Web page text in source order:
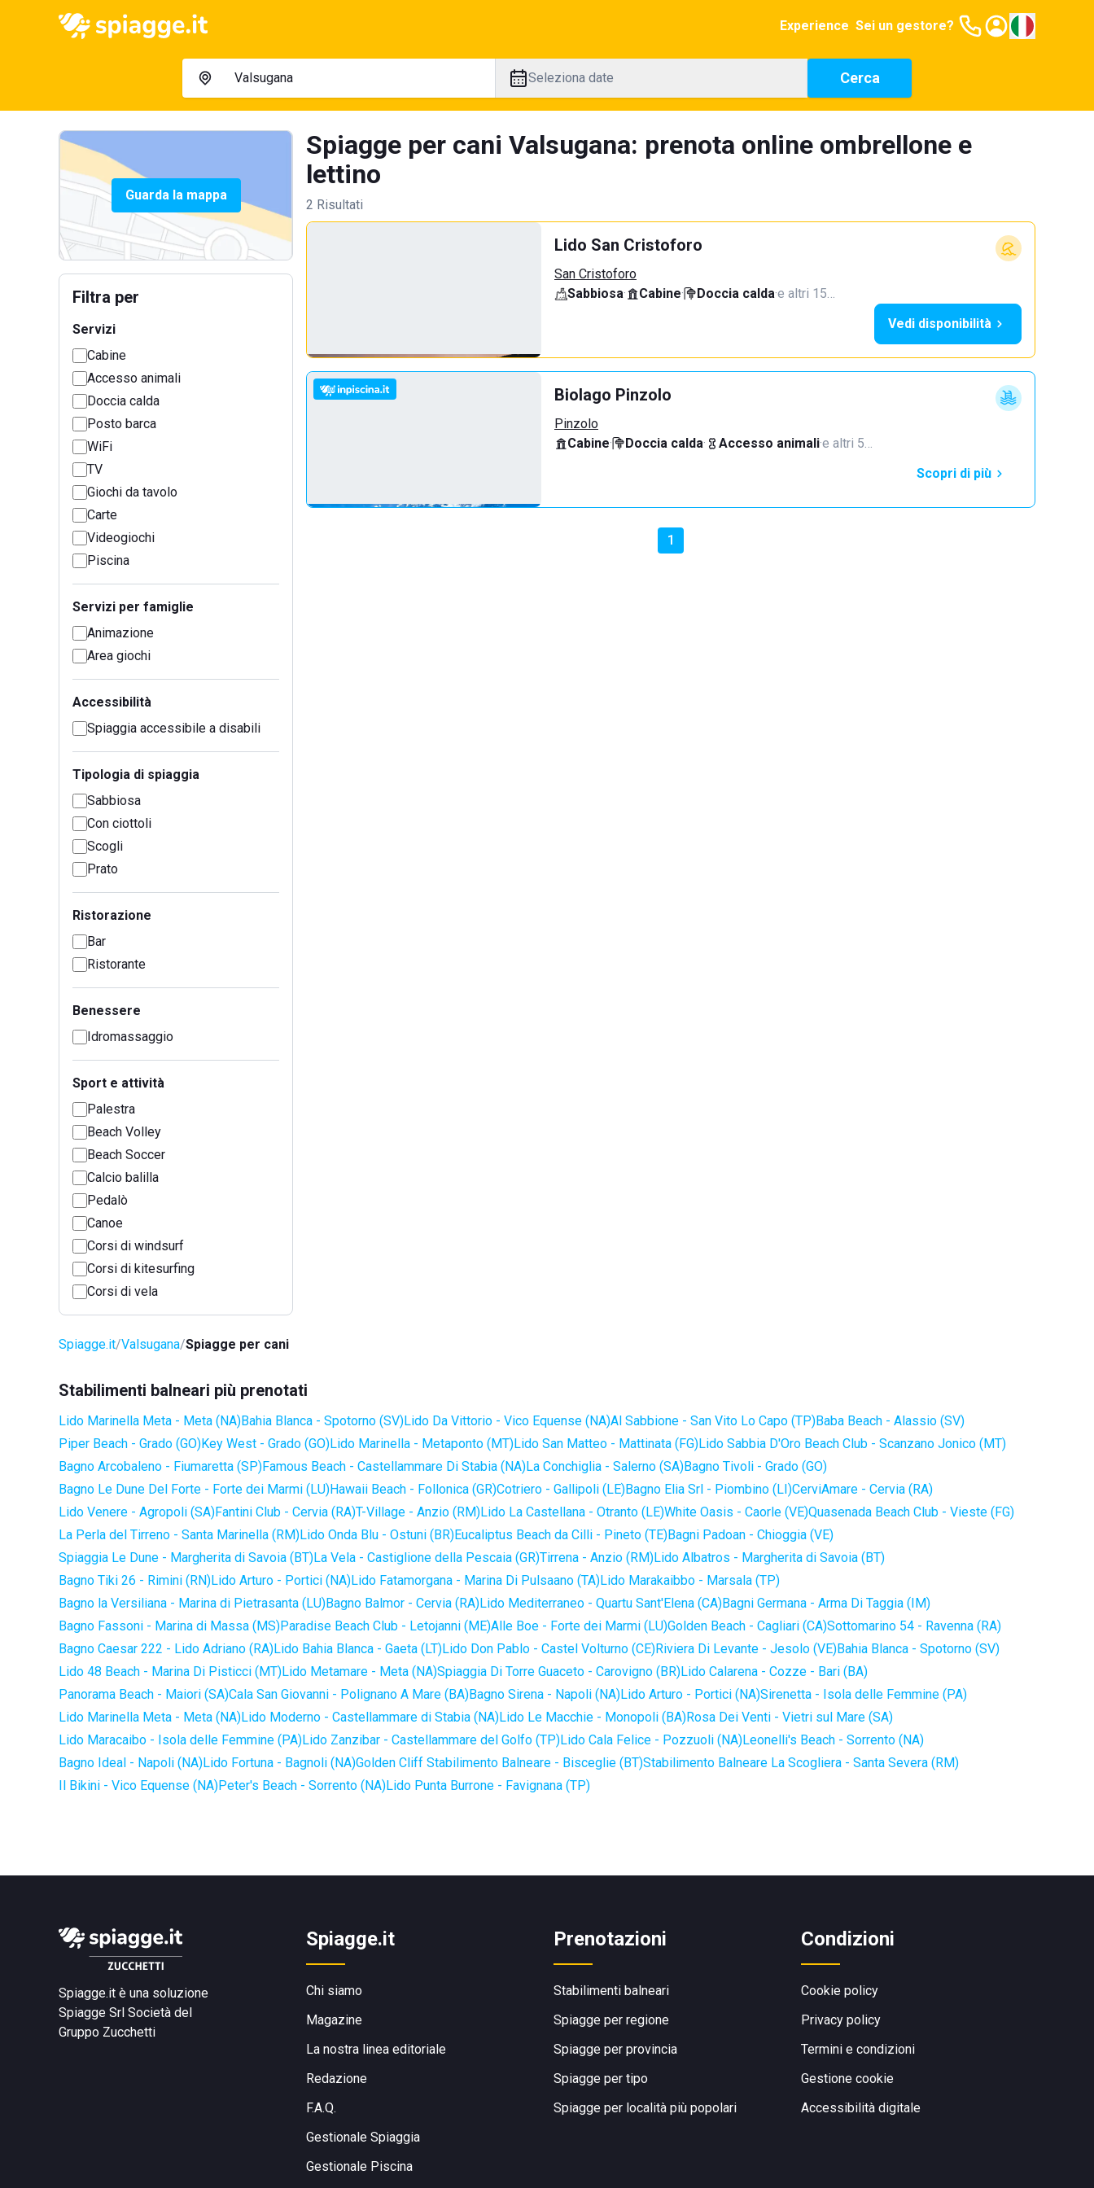
Experience Sei un gestore?
Seleziona date Cerca
Guarda la mappa
Filtra per
Servizi
Cabine
Accesso animali
Doccia calda
Posto barca
WiFi
TV
Giochi da tavolo
Carte
Videogiochi
Piscina
Servizi per famiglie
Animazione
Area giochi
Accessibilità
Spiaggia accessibile a disabili
Tipologia di spiaggia
Sabbiosa
Con ciottoli
Scogli
Prato
Ristorazione
Bar
Ristorante
Benessere
Idromassaggio
Sport e attività
Palestra
Beach Volley
Beach Soccer
Calcio balilla
Pedalò
Canoe
Corsi di windsurf
Corsi di kitesurfing
Corsi di vela
Spiagge per cani Valsugana: prenota online ombrellone e
lettino
2 Risultati
Lido San Cristoforo
San Cristoforo
Sabbiosa· Cabine· Doccia calda·e altri 15…
Vedi disponibilità
Biolago Pinzolo
Pinzolo
Cabine· Doccia calda· Accesso animali·e altri 5…
Scopri di più
1
Spiagge.it Valsugana Spiagge per cani
Stabilimenti balneari più prenotati
Lido Marinella Meta - Meta (NA)Bahia Blanca - Spotorno (SV)Lido Da Vittorio - Vico Equense (NA)Al Sabbione - San Vito Lo Capo (TP)Baba Beach - Alassio (SV)
Piper Beach - Grado (GO)Key West - Grado (GO)Lido Marinella - Metaponto (MT)Lido San Matteo - Mattinata (FG)Lido Sabbia D'Oro Beach Club - Scanzano Jonico (MT)
Bagno Arcobaleno - Fiumaretta (SP)Famous Beach - Castellammare Di Stabia (NA)La Conchiglia - Salerno (SA)Bagno Tivoli - Grado (GO)
Bagno Le Dune Del Forte - Forte dei Marmi (LU)Hawaii Beach - Follonica (GR)Cotriero - Gallipoli (LE)Bagno Elia Srl - Piombino (LI)CerviAmare - Cervia (RA)
Lido Venere - Agropoli (SA)Fantini Club - Cervia (RA)T-Village - Anzio (RM)Lido La Castellana - Otranto (LE)White Oasis - Caorle (VE)Quasenada Beach Club - Vieste (FG)
La Perla del Tirreno - Santa Marinella (RM)Lido Onda Blu - Ostuni (BR)Eucaliptus Beach da Cilli - Pineto (TE)Bagni Padoan - Chioggia (VE)
Spiaggia Le Dune - Margherita di Savoia (BT)La Vela - Castiglione della Pescaia (GR)Tirrena - Anzio (RM)Lido Albatros - Margherita di Savoia (BT)
Bagno Tiki 26 - Rimini (RN)Lido Arturo - Portici (NA)Lido Fatamorgana - Marina Di Pulsaano (TA)Lido Marakaibbo - Marsala (TP)
Bagno la Versiliana - Marina di Pietrasanta (LU)Bagno Balmor - Cervia (RA)Lido Mediterraneo - Quartu Sant'Elena (CA)Bagni Germana - Arma Di Taggia (IM)
Bagno Fassoni - Marina di Massa (MS)Paradise Beach Club - Letojanni (ME)Alle Boe - Forte dei Marmi (LU)Golden Beach - Cagliari (CA)Sottomarino 54 - Ravenna (RA)
Bagno Caesar 222 - Lido Adriano (RA)Lido Bahia Blanca - Gaeta (LT)Lido Don Pablo - Castel Volturno (CE)Riviera Di Levante - Jesolo (VE)Bahia Blanca - Spotorno (SV)
Lido 48 Beach - Marina Di Pisticci (MT)Lido Metamare - Meta (NA)Spiaggia Di Torre Guaceto - Carovigno (BR)Lido Calarena - Cozze - Bari (BA)
Panorama Beach - Maiori (SA)Cala San Giovanni - Polignano A Mare (BA)Bagno Sirena - Napoli (NA)Lido Arturo - Portici (NA)Sirenetta - Isola delle Femmine (PA)
Lido Marinella Meta - Meta (NA)Lido Moderno - Castellammare di Stabia (NA)Lido Le Macchie - Monopoli (BA)Rosa Dei Venti - Vietri sul Mare (SA)
Lido Maracaibo - Isola delle Femmine (PA)Lido Zanzibar - Castellammare del Golfo (TP)Lido Cala Felice - Pozzuoli (NA)Leonelli's Beach - Sorrento (NA)
Bagno Ideal - Napoli (NA)Lido Fortuna - Bagnoli (NA)Golden Cliff Stabilimento Balneare - Bisceglie (BT)Stabilimento Balneare La Scogliera - Santa Severa (RM)
Il Bikini - Vico Equense (NA)Peter's Beach - Sorrento (NA)Lido Punta Burrone - Favignana (TP)
Spiagge.it è una soluzione
Spiagge Srl Società del
Gruppo Zucchetti
Spiagge.it
Chi siamo
Magazine
La nostra linea editoriale
Redazione
F.A.Q.
Gestionale Spiaggia
Gestionale Piscina
Prenotazioni
Stabilimenti balneari
Spiagge per regione
Spiagge per provincia
Spiagge per tipo
Spiagge per località più popolari
Condizioni
Cookie policy
Privacy policy
Termini e condizioni
Gestione cookie
Accessibilità digitale